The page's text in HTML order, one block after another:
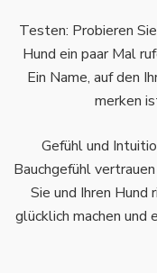
Testen: Probieren
Hund ein paar Mal
Ein Name, auf den
merken
Gefühl und
Bauchgefühl
Sie und Ihren
glücklich machen und